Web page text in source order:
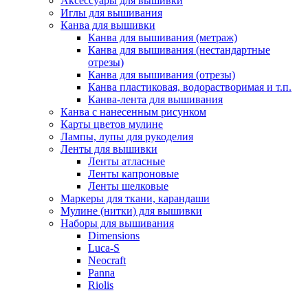
Иглы для вышивания
Канва для вышивки
Канва для вышивания (метраж)
Канва для вышивания (нестандартные
отрезы)
Канва для вышивания (отрезы)
Канва пластиковая, водорастворимая и т.п.
Канва-лента для вышивания
Канва с нанесенным рисунком
Карты цветов мулине
Лампы, лупы для рукоделия
Ленты для вышивки
Ленты атласные
Ленты капроновые
Ленты шелковые
Маркеры для ткани, карандаши
Мулине (нитки) для вышивки
Наборы для вышивания
Dimensions
Luca-S
Neocraft
Panna
Riolis